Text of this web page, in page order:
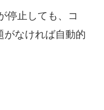
停止しても、コ
がなければ自動的